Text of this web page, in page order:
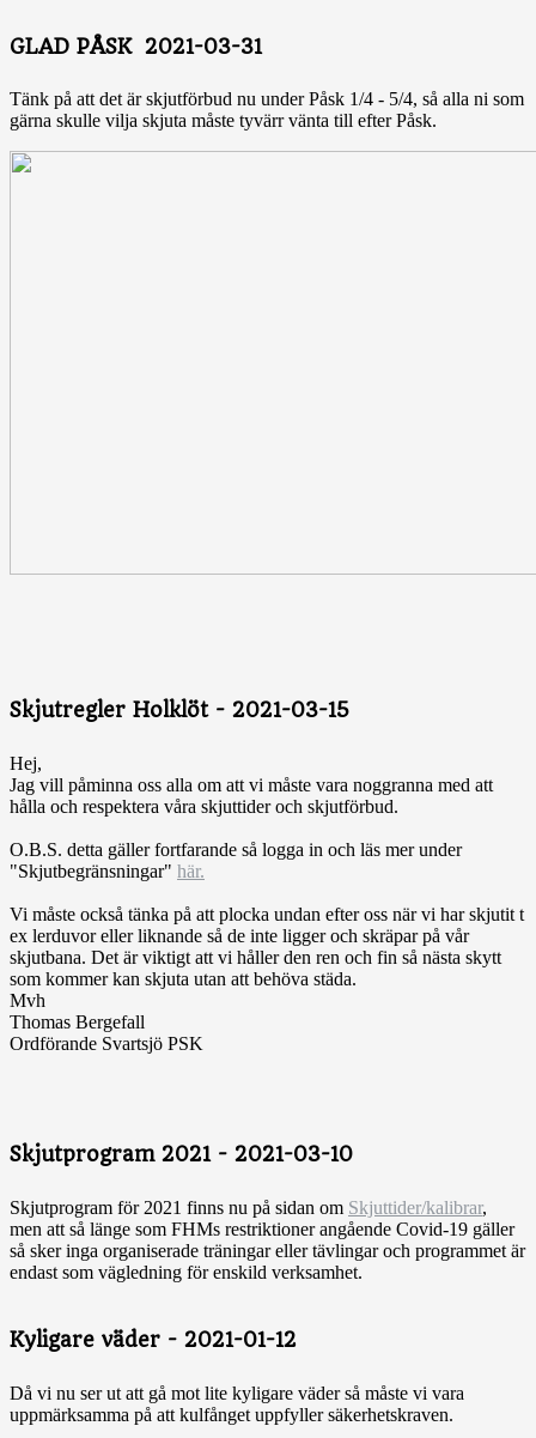
GLAD PÅSK 2021-03-31
Tänk på att det är skjutförbud nu under Påsk 1/4 - 5/4, så alla ni som
gärna skulle vilja skjuta måste tyvärr vänta till efter Påsk.
Skjutregler Holklöt - 2021-03-15
Hej,
Jag vill påminna oss alla om att vi måste vara noggranna med att
hålla och respektera våra skjuttider och skjutförbud.
O.B.S. detta gäller fortfarande så logga in och läs mer under
"Skjutbegränsningar" här.
Vi måste också tänka på att plocka undan efter oss när vi har skjutit t
ex lerduvor eller liknande så de inte ligger och skräpar på vår
skjutbana. Det är viktigt att vi håller den ren och fin så nästa skytt
som kommer kan skjuta utan att behöva städa.
Mvh
Thomas Bergefall
Ordförande Svartsjö PSK
Skjutprogram 2021 - 2021-03-10
Skjutprogram för 2021 finns nu på sidan om Skjuttider/kalibrar,
men att så länge som FHMs restriktioner angående Covid-19 gäller
så sker inga organiserade träningar eller tävlingar och programmet är
endast som vägledning för enskild verksamhet.
Kyligare väder - 2021-01-12
Då vi nu ser ut att gå mot lite kyligare väder så måste vi vara
uppmärksamma på att kulfånget uppfyller säkerhetskraven.